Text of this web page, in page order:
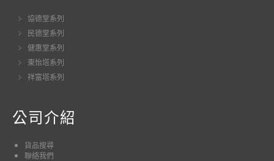
協德堂系列
民德堂系列
健惠堂系列
東怡塔系列
祥富塔系列
公司介紹
貨品搜尋
聯絡我們